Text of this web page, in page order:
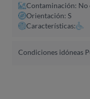
Contaminación: No
Orientación: S
Características:
Condiciones idóneas